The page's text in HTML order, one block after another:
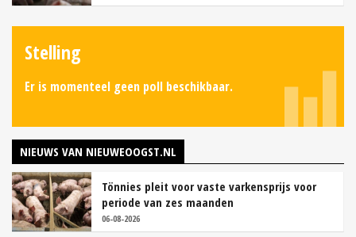
Stelling
Er is momenteel geen poll beschikbaar.
NIEUWS VAN NIEUWEOOGST.NL
Tönnies pleit voor vaste varkensprijs voor
periode van zes maanden
06-08-2026